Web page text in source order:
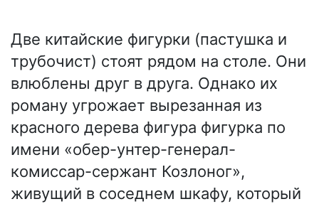
Две китайские фигурки (пастушка и
трубочист) стоят рядом на столе. Они
влюблены друг в друга. Однако их
роману угрожает вырезанная из
красного дерева фигура фигурка по
имени «обер-унтер-генерал-
комиссар-сержант Козлоног»,
живущий в соседнем шкафу, который